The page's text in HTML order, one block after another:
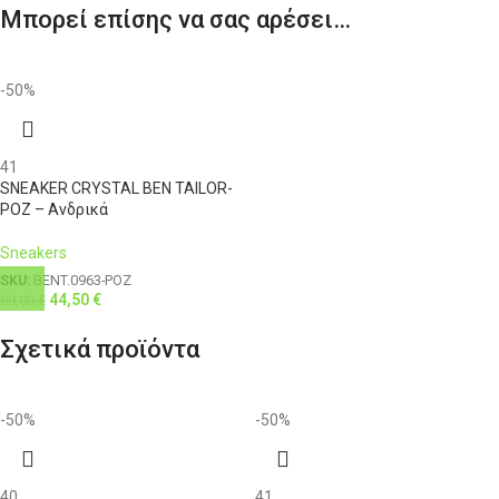
XXL 54 42 116-121
3XL
4XL
Μπορεί επίσης να σας αρέσει…
-50%
41
SNEAKER CRYSTAL BEN TAILOR-
ΡΟΖ – Ανδρικά
Sneakers
SKU: BENT.0963-ΡΟΖ
€ 44,50€
Σχετικά προϊόντα
-50% -50%